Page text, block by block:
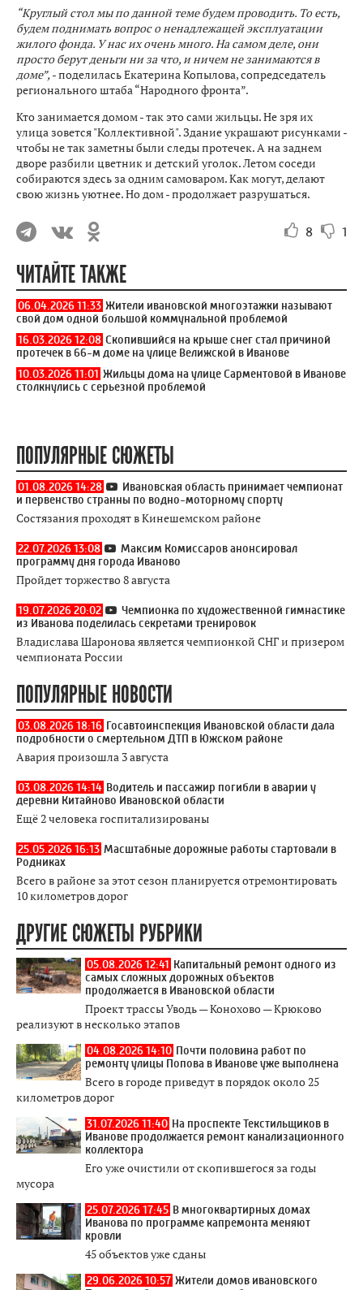
“Круглый стол мы по данной теме будем проводить. То есть,
будем поднимать вопрос о ненадлежащей эксплуатации
жилого фонда. У нас их очень много. На самом деле, они
просто берут деньги ни за что, и ничем не занимаются в
доме”, - поделилась Екатерина Копылова, сопредседатель
регионального штаба “Народного фронта”.
Кто занимается домом - так это сами жильцы. Не зря их
улица зовется "Коллективной". Здание украшают рисунками -
чтобы не так заметны были следы протечек. А на заднем
дворе разбили цветник и детский уголок. Летом соседи
собираются здесь за одним самоваром. Как могут, делают
свою жизнь уютнее. Но дом - продолжает разрушаться.
8 1
ЧИТАЙТЕ ТАКЖЕ
06.04.2026 11:33 Жители ивановской многоэтажки называют
свой дом одной большой коммунальной проблемой
16.03.2026 12:08 Скопившийся на крыше снег стал причиной
протечек в 66-м доме на улице Велижской в Иванове
10.03.2026 11:01 Жильцы дома на улице Сарментовой в Иванове
столкнулись с серьезной проблемой
ПОПУЛЯРНЫЕ СЮЖЕТЫ
01.08.2026 14:28
Ивановская область принимает чемпионат
и первенство странны по водно-моторному спорту
Состязания проходят в Кинешемском районе
22.07.2026 13:08
Максим Комиссаров анонсировал
программу дня города Иваново
Пройдет торжество 8 августа
19.07.2026 20:02
Чемпионка по художественной гимнастике
из Иванова поделилась секретами тренировок
Владислава Шаронова является чемпионкой СНГ и призером
чемпионата России
ПОПУЛЯРНЫЕ НОВОСТИ
03.08.2026 18:16 Госавтоинспекция Ивановской области дала
подробности о смертельном ДТП в Южском районе
Авария произошла 3 августа
03.08.2026 14:14 Водитель и пассажир погибли в аварии у
деревни Китайново Ивановской области
Ещё 2 человека госпитализированы
25.05.2026 16:13 Масштабные дорожные работы стартовали в
Родниках
Всего в районе за этот сезон планируется отремонтировать
10 километров дорог
ДРУГИЕ СЮЖЕТЫ РУБРИКИ
05.08.2026 12:41 Капитальный ремонт одного из
самых сложных дорожных объектов
продолжается в Ивановской области
Проект трассы Уводь — Конохово — Крюково
реализуют в несколько этапов
04.08.2026 14:10 Почти половина работ по
ремонту улицы Попова в Иванове уже выполнена
Всего в городе приведут в порядок около 25
километров дорог
31.07.2026 11:40 На проспекте Текстильщиков в
Иванове продолжается ремонт канализационного
коллектора
Его уже очистили от скопившегося за годы
мусора
25.07.2026 17:45 В многоквартирных домах
Иванова по программе капремонта меняют
кровли
45 объектов уже сданы
29.06.2026 10:57 Жители домов ивановского